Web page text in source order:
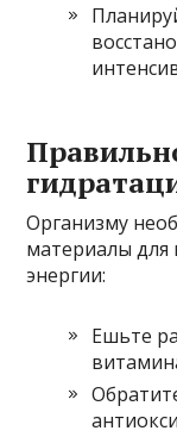
Организму
материалы для
энергии:
Ешьте